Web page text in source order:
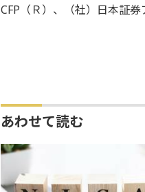
CFP（Ｒ）、（社）日本証
あわせて読む